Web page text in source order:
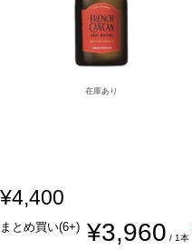
在庫あり
¥4,400
まとめ買い(6+) ¥3,960 / 1本